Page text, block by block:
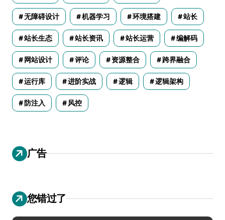
无障碍设计 机器学习 环境搭建 站长
站长生态 站长资讯 站长运营 编解码
网站设计 评论 资源整合 跨界融合
运行库 进阶实战 逻辑 逻辑架构
防注入 风控
广告
您错过了